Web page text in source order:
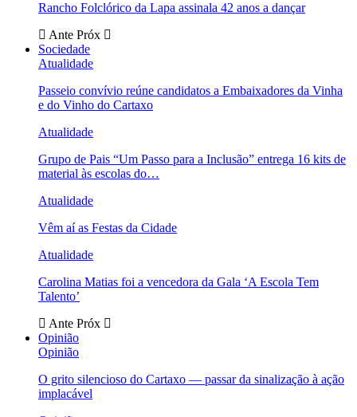
Rancho Folclórico da Lapa assinala 42 anos a dançar
Ante Próx
Sociedade
Atualidade
Passeio convívio reúne candidatos a Embaixadores da Vinha
e do Vinho do Cartaxo
Atualidade
Grupo de Pais “Um Passo para a Inclusão” entrega 16 kits de
material às escolas do…
Atualidade
Vêm aí as Festas da Cidade
Atualidade
Carolina Matias foi a vencedora da Gala ‘A Escola Tem
Talento’
Ante Próx
Opinião
Opinião
O grito silencioso do Cartaxo — passar da sinalização à ação
implacável